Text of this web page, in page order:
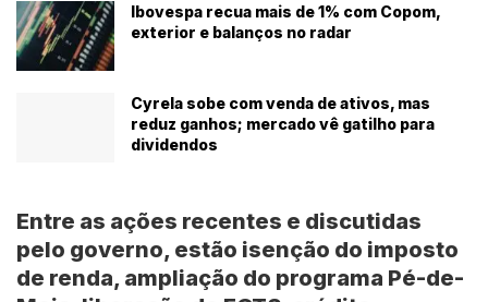
Ibovespa recua mais de 1% com Copom,
exterior e balanços no radar
Cyrela sobe com venda de ativos, mas
reduz ganhos; mercado vê gatilho para
dividendos
Entre as ações recentes e discutidas
pelo governo, estão isenção do imposto
de renda, ampliação do programa Pé-de-